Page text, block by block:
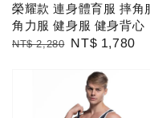
榮耀款 連身體育服 摔角
角力服 健身服 健身背心
Regular
NT$ 2,280 Sale
NT$ 1,780